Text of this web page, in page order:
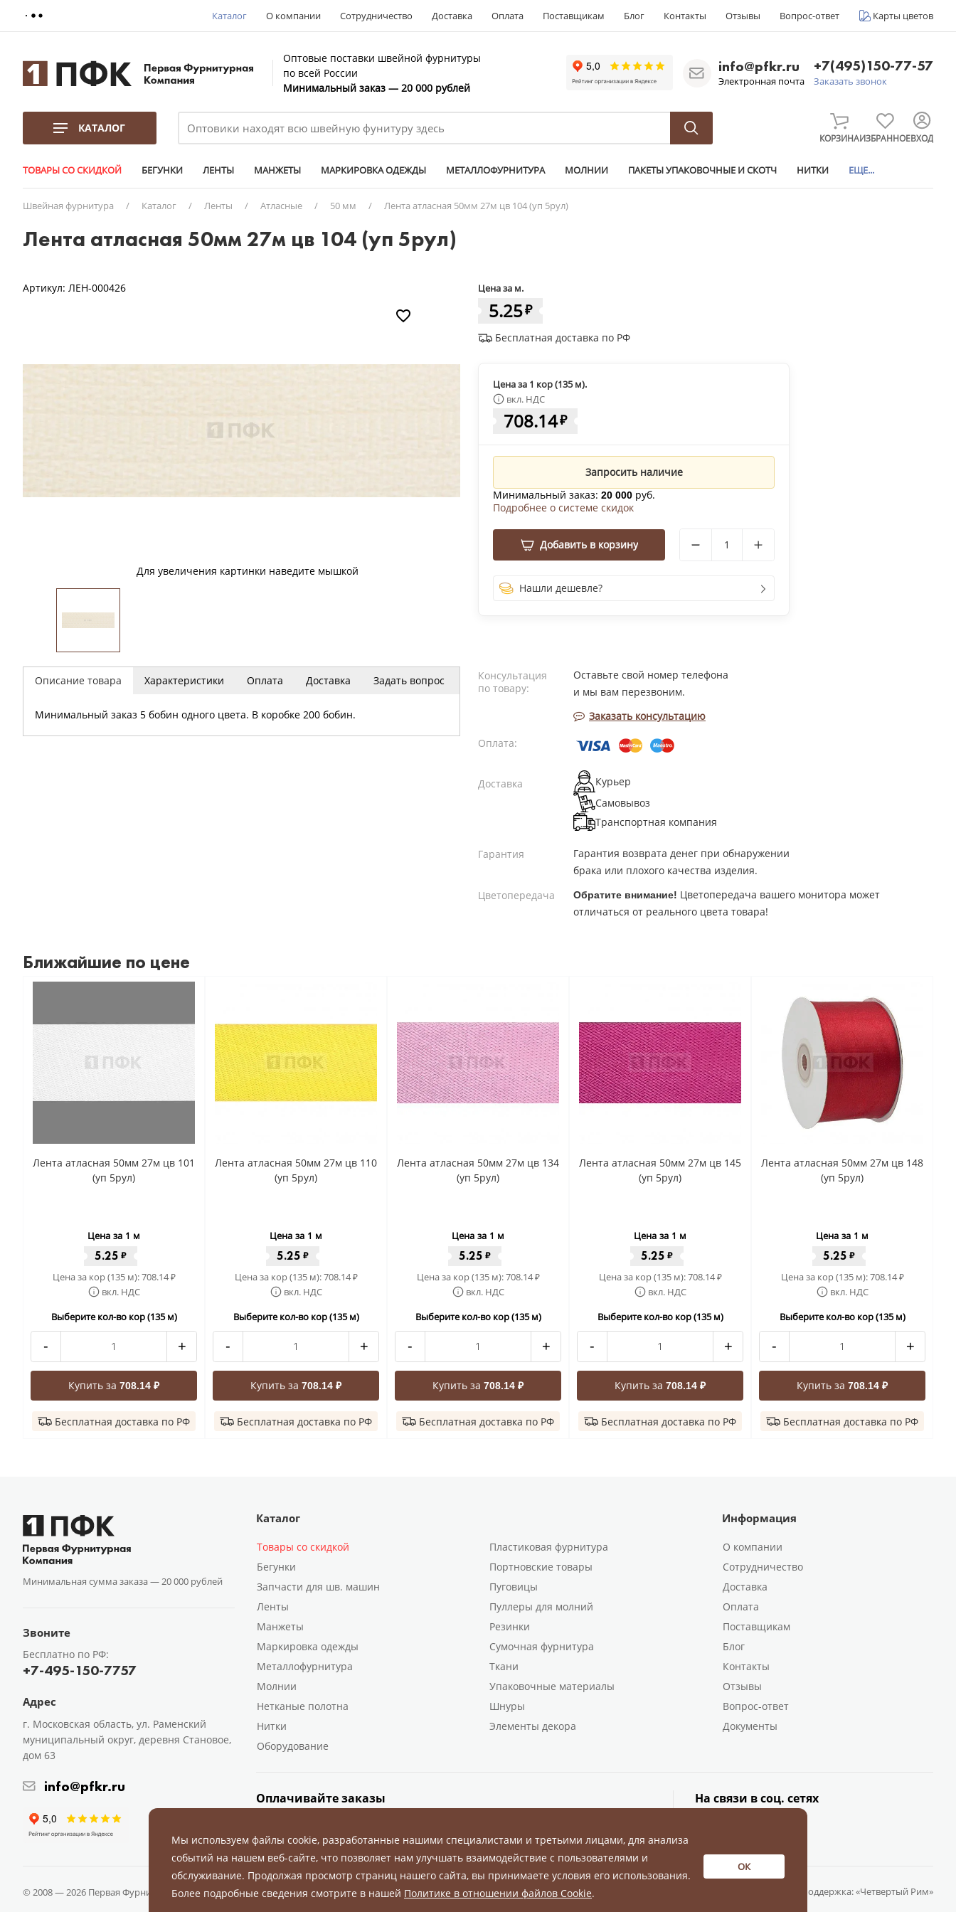
Каталог О компании Сотрудничество Доставка Оплата Поставщикам Блог Контакты Отзывы Вопрос-ответ Карты цветов
Оптовые поставки швейной фурнитуры
по всей России
Минимальный заказ — 20 000 рублей
info@pfkr.ru
Электронная почта
+7(495)150-77-57
Заказать звонок
КАТАЛОГ
КОРЗИНАИЗБРАННОЕВХОД
ТОВАРЫ СО СКИДКОЙ БЕГУНКИ ЛЕНТЫ МАНЖЕТЫ МАРКИРОВКА ОДЕЖДЫ МЕТАЛЛОФУРНИТУРА МОЛНИИ ПАКЕТЫ УПАКОВОЧНЫЕ И СКОТЧ НИТКИ ЕЩЕ...
Швейная фурнитура / Каталог / Ленты / Атласные / 50 мм / Лента атласная 50мм 27м цв 104 (уп 5рул)
Лента атласная 50мм 27м цв 104 (уп 5рул)
Артикул: ЛЕН-000426
Для увеличения картинки наведите мышкой
Цена за м.
5.25₽
Бесплатная доставка по РФ
Цена за 1 кор (135 м).
вкл. НДС
708.14₽
Запросить наличие
Минимальный заказ: 20 000 руб.
Подробнее о системе скидок
Добавить в корзину
Нашли дешевле?
Описание товара Характеристики Оплата Доставка Задать вопрос
Минимальный заказ 5 бобин одного цвета. В коробке 200 бобин.
Консультация
по товару:
Оставьте свой номер телефона
и мы вам перезвоним.
Заказать консультацию
Оплата:
Доставка
Курьер
Самовывоз
Транспортная компания
Гарантия
Гарантия возврата денег при обнаружении
брака или плохого качества изделия.
Цветопередача
Обратите внимание! Цветопередача вашего монитора может
отличаться от реального цвета товара!
Ближайшие по цене
Лента атласная 50мм 27м цв 101
(уп 5рул)
Цена за 1 м
5.25 ₽
Цена за кор (135 м):708.14₽
вкл. НДС
Выберите кол-во кор (135 м)
- +
Купить за 708.14 ₽
Бесплатная доставка по РФ
Лента атласная 50мм 27м цв 110
(уп 5рул)
Цена за 1 м
5.25 ₽
Цена за кор (135 м):708.14₽
вкл. НДС
Выберите кол-во кор (135 м)
- +
Купить за 708.14 ₽
Бесплатная доставка по РФ
Лента атласная 50мм 27м цв 134
(уп 5рул)
Цена за 1 м
5.25 ₽
Цена за кор (135 м):708.14₽
вкл. НДС
Выберите кол-во кор (135 м)
- +
Купить за 708.14 ₽
Бесплатная доставка по РФ
Лента атласная 50мм 27м цв 145
(уп 5рул)
Цена за 1 м
5.25 ₽
Цена за кор (135 м):708.14₽
вкл. НДС
Выберите кол-во кор (135 м)
- +
Купить за 708.14 ₽
Бесплатная доставка по РФ
Лента атласная 50мм 27м цв 148
(уп 5рул)
Цена за 1 м
5.25 ₽
Цена за кор (135 м):708.14₽
вкл. НДС
Выберите кол-во кор (135 м)
- +
Купить за 708.14 ₽
Бесплатная доставка по РФ
Минимальная сумма заказа — 20 000 рублей
Звоните
Бесплатно по РФ:
+7-495-150-7757
Адрес
г. Московская область, ул. Раменский
муниципальный округ, деревня Становое,
дом 63
info@pfkr.ru
Каталог
Товары со скидкой
Бегунки
Запчасти для шв. машин
Ленты
Манжеты
Маркировка одежды
Металлофурнитура
Молнии
Нетканые полотна
Нитки
Оборудование
Пластиковая фурнитура
Портновские товары
Пуговицы
Пуллеры для молний
Резинки
Сумочная фурнитура
Ткани
Упаковочные материалы
Шнуры
Элементы декора
Информация
О компании
Сотрудничество
Доставка
Оплата
Поставщикам
Блог
Контакты
Отзывы
Вопрос-ответ
Документы
Оплачивайте заказы На связи в соц. сетях
© 2008 — 2026 Первая Фурнитурная Компания.Все права защищены. Разработка и поддержка:«Четвертый Рим»
Мы используем файлы cookie, разработанные нашими специалистами и третьими лицами, для анализа
событий на нашем веб-сайте, что позволяет нам улучшать взаимодействие с пользователями и
обслуживание. Продолжая просмотр страниц нашего сайта, вы принимаете условия его использования.
Более подробные сведения смотрите в нашей Политике в отношении файлов Cookie.
ОК